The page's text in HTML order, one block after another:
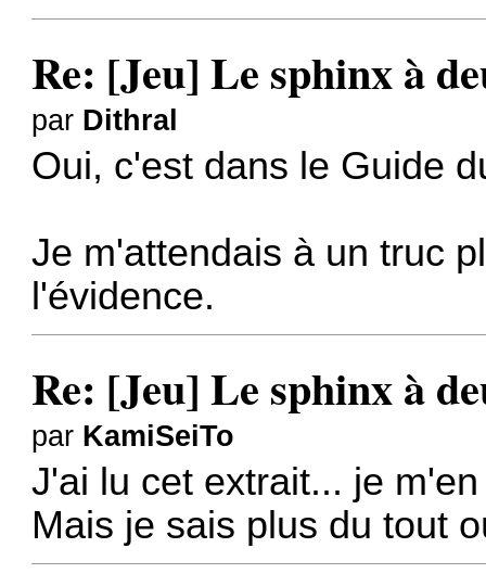
Re: [Jeu] Le sphinx à
par Dithral
Oui, c'est dans le Guide
Je m'attendais à un truc
l'évidence.
Re: [Jeu] Le sphinx à
par KamiSeiTo
J'ai lu cet extrait... je
Mais je sais plus du tout